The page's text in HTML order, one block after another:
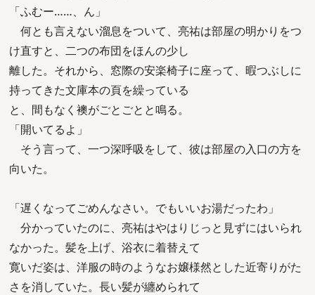
「ふむー……、ん」
何とも言えない溜息をついて、亮祐は部屋の明かりをつ
け直すと、二つの布団をほんの少し
離した。それから、窓際の安楽椅子に座って、暇つぶしに
持ってきた文庫本の頁を繰っている
と、間もなく襖がごとごとと鳴る。
「開いてるよ」
そう言って、一つ深呼吸をして、彼は部屋の入口の方を
向いた。
「遅くなってごめんなさい。でもいいお湯だったわ」
分かっていたのに、亮祐はやはりじっと見ずにはいられ
なかった。髪を上げ、浴衣に着替えて
寛いだ姿は、洋服の時のようなお嬢様然とした近寄りがた
さを消していた。長い髪が纏められて